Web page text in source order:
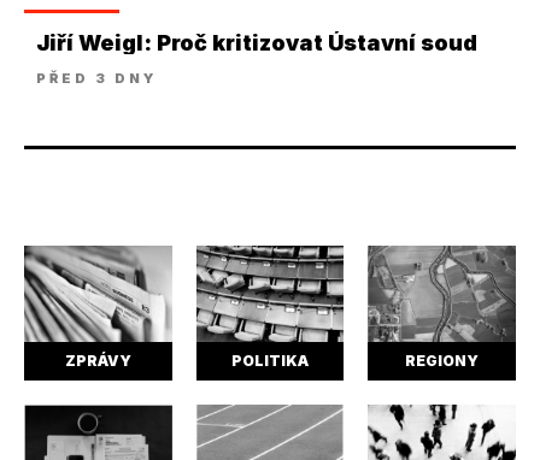
Jiří Weigl: Proč kritizovat Ústavní soud
PŘED 3 DNY
ZPRÁVY POLITIKA REGIONY